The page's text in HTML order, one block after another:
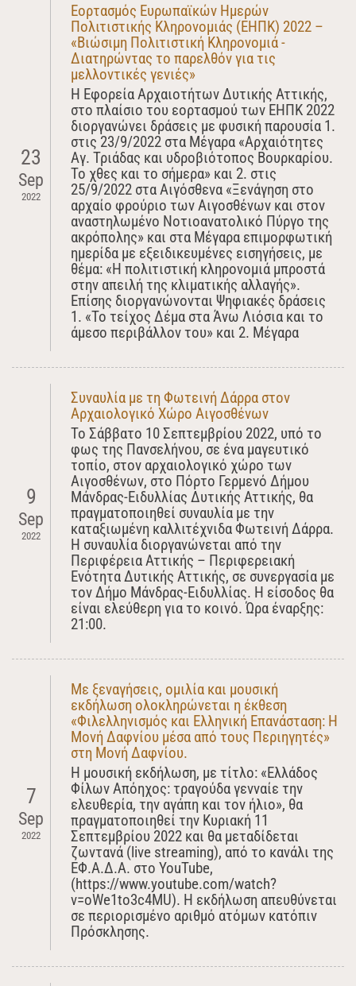
23
Sep
2022
Εορτασμός Ευρωπαϊκών Ημερών
Πολιτιστικής Κληρονομιάς (ΕΗΠΚ) 2022 –
«Βιώσιμη Πολιτιστική Κληρονομιά -
Διατηρώντας το παρελθόν για τις
μελλοντικές γενιές»
Η Εφορεία Αρχαιοτήτων Δυτικής Αττικής,
στο πλαίσιο του εορτασμού των ΕΗΠΚ 2022
διοργανώνει δράσεις με φυσική παρουσία 1.
στις 23/9/2022 στα Μέγαρα «Αρχαιότητες
Αγ. Τριάδας και υδροβιότοπος Βουρκαρίου.
Το χθες και το σήμερα» και 2. στις
25/9/2022 στα Αιγόσθενα «Ξενάγηση στο
αρχαίο φρούριο των Αιγοσθένων και στον
αναστηλωμένο Νοτιοανατολικό Πύργο της
ακρόπολης» και στα Μέγαρα επιμορφωτική
ημερίδα με εξειδικευμένες εισηγήσεις, με
θέμα: «Η πολιτιστική κληρονομιά μπροστά
στην απειλή της κλιματικής αλλαγής».
Επίσης διοργανώνονται Ψηφιακές δράσεις
1. «Το τείχος Δέμα στα Άνω Λιόσια και το
άμεσο περιβάλλον του» και 2. Μέγαρα
9
Sep
2022
Συναυλία με τη Φωτεινή Δάρρα στον
Αρχαιολογικό Χώρο Αιγοσθένων
Το Σάββατο 10 Σεπτεμβρίου 2022, υπό το
φως της Πανσελήνου, σε ένα μαγευτικό
τοπίο, στον αρχαιολογικό χώρο των
Αιγοσθένων, στο Πόρτο Γερμενό Δήμου
Μάνδρας-Ειδυλλίας Δυτικής Αττικής, θα
πραγματοποιηθεί συναυλία με την
καταξιωμένη καλλιτέχνιδα Φωτεινή Δάρρα.
Η συναυλία διοργανώνεται από την
Περιφέρεια Αττικής – Περιφερειακή
Ενότητα Δυτικής Αττικής, σε συνεργασία με
τον Δήμο Μάνδρας-Ειδυλλίας. Η είσοδος θα
είναι ελεύθερη για το κοινό. Ώρα έναρξης:
21:00.
7
Sep
2022
Με ξεναγήσεις, ομιλία και μουσική
εκδήλωση ολοκληρώνεται η έκθεση
«Φιλελληνισμός και Ελληνική Επανάσταση: Η
Μονή Δαφνίου μέσα από τους Περιηγητές»
στη Μονή Δαφνίου.
Η μουσική εκδήλωση, με τίτλο: «Ελλάδος
Φίλων Απόηχος: τραγούδα γενναίε την
ελευθερία, την αγάπη και τον ήλιο», θα
πραγματοποιηθεί την Κυριακή 11
Σεπτεμβρίου 2022 και θα μεταδίδεται
ζωντανά (live streaming), από το κανάλι της
ΕΦ.Α.Δ.Α. στο YouTube,
(https://www.youtube.com/watch?
v=oWe1to3c4MU). Η εκδήλωση απευθύνεται
σε περιορισμένο αριθμό ατόμων κατόπιν
Πρόσκλησης.